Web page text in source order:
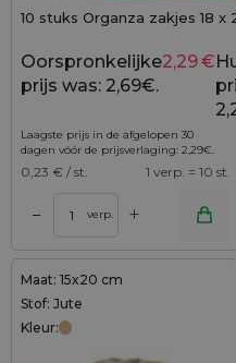
10 stuks Organza zakjes 18
Oorspronkelijke
prijs was: 2,69€.
2,29€
Laagste prijs in de afgelopen 30
dagen vóór de prijsverlaging: 2,29€
0,23 € / st. 1 verp. = 10 st.
– verp. +
Maat: 15x20 cm
Stof: Jute
Kleur: